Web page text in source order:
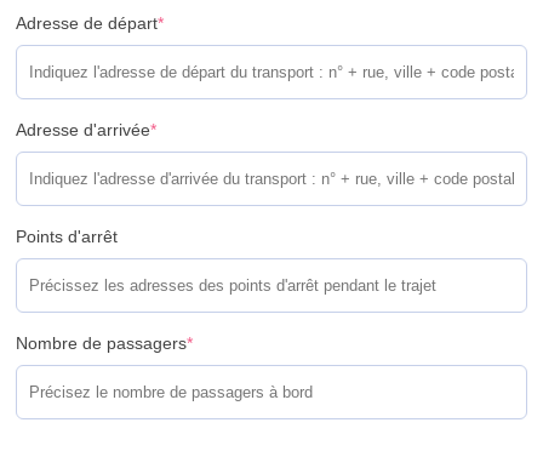
Adresse de départ*
Adresse d'arrivée*
Points d'arrêt
Nombre de passagers*